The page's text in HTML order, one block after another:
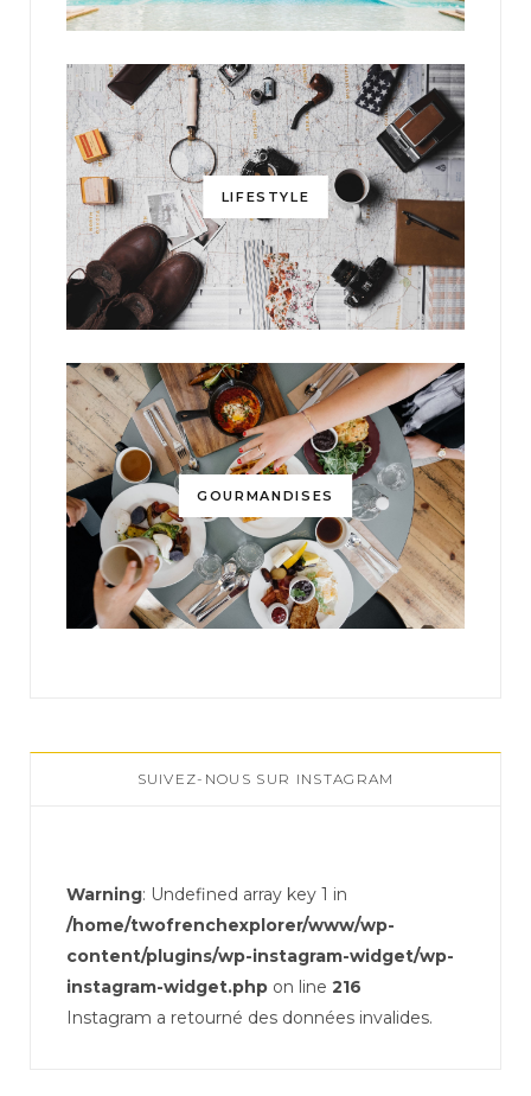
LIFESTYLE
GOURMANDISES
SUIVEZ-NOUS SUR INSTAGRAM
Warning: Undefined array key 1 in
/home/twofrenchexplorer/www/wp-
content/plugins/wp-instagram-widget/wp-
instagram-widget.php on line 216
Instagram a retourné des données invalides.